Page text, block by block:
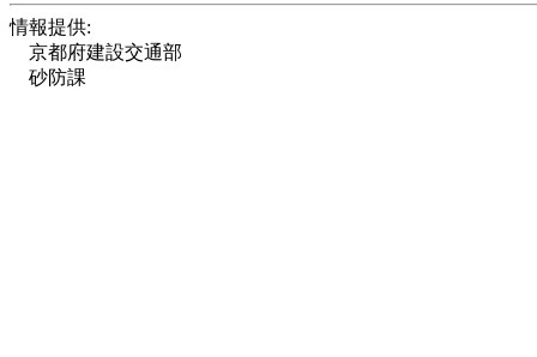
情報提供:
京都府建設交通部
砂防課